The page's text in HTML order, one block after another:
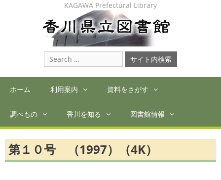
KAGAWA Prefectural Library
Search
for:
ホーム 利用案内 資料をさがす
調べもの 香川を知る 図書館情報
第１０号 （1997）（4K）